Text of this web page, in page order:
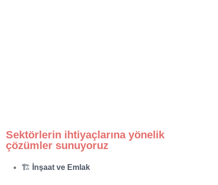
Sektörlerin ihtiyaçlarına yönelik
çözümler sunuyoruz
🏗️ İnşaat ve Emlak